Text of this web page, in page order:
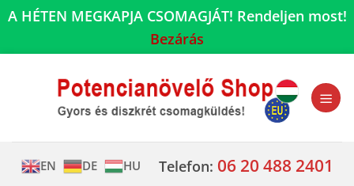
A HÉTEN MEGKAPJA CSOMAGJÁT! Rendeljen most!
Bezárás
EN DE HU Telefon: 06 20 488 2401